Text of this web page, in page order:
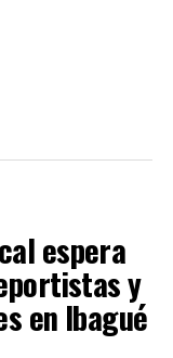
espera
y
en Ibagué